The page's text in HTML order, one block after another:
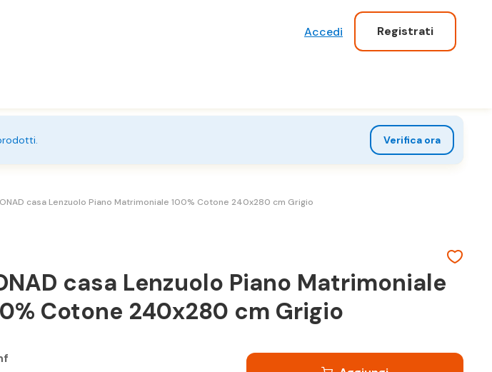
Accedi Registrati
Verifica ora
casa Lenzuolo Piano Matrimoniale 100% Cotone 240x280 cm Grigio
casa Lenzuolo Piano Matrimoniale
Cotone 240x280 cm Grigio